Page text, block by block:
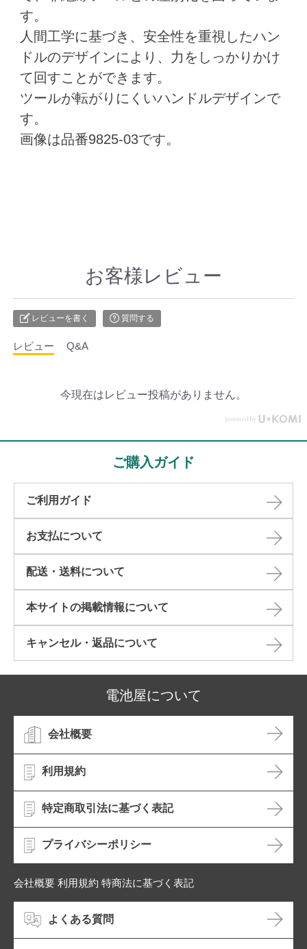
す。
人間工学に基づき、安全性を重視したハン
ドルのデザインにより、力をしっかりかけ
て回すことができます。
ツールが転がりにくいハンドルデザインで
す。
画像は品番9825-03です。
お客様レビュー
レビューを書く 質問する
レビュー Q&A
今現在はレビュー投稿がありません。
ご購入ガイド
ご利用ガイド
お支払について
配送・送料について
本サイトの掲載情報について​
キャンセル・返品について​
電池屋について
会社概要
利用規約
特定商取引法に基づく表記
プライバシーポリシー
会社概要 利用規約 特商法に基づく表記
よくある質問